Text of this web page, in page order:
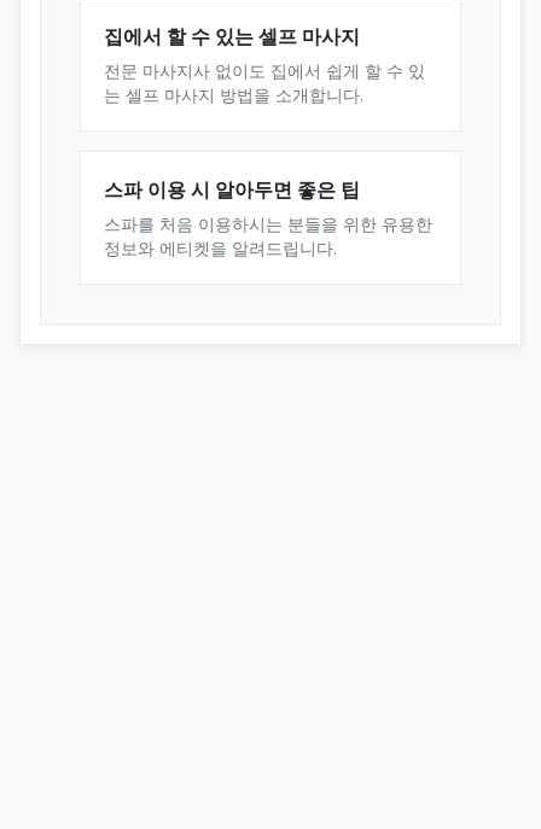
집에서 할 수 있는 셀프 마사지
전문 마사지사 없이도 집에서 쉽게 할 수 있
는 셀프 마사지 방법을 소개합니다.
스파 이용 시 알아두면 좋은 팁
스파를 처음 이용하시는 분들을 위한 유용한
정보와 에티켓을 알려드립니다.